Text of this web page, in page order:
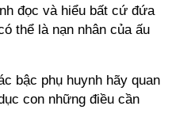
đọc và hiểu bất cứ đứa
thể là nạn nhân của ấu
bậc phụ huynh hãy quan
con những điều cần